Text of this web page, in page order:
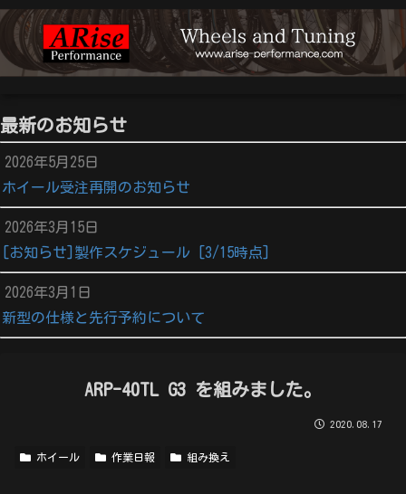
最新のお知らせ
2026年5月25日
ホイール受注再開のお知らせ
2026年3月15日
[お知らせ]製作スケジュール [3/15時点]
2026年3月1日
新型の仕様と先行予約について
ARP-40TL G3 を組みました。
2020.08.17
ホイール 作業日報 組み換え